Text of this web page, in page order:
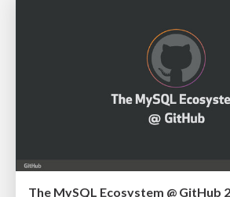
The MySQL Ecosystem @ GitHub